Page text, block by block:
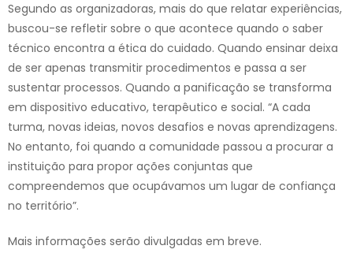
Segundo as organizadoras, mais do que relatar experiências,
buscou-se refletir sobre o que acontece quando o saber
técnico encontra a ética do cuidado. Quando ensinar deixa
de ser apenas transmitir procedimentos e passa a ser
sustentar processos. Quando a panificação se transforma
em dispositivo educativo, terapêutico e social. “A cada
turma, novas ideias, novos desafios e novas aprendizagens.
No entanto, foi quando a comunidade passou a procurar a
instituição para propor ações conjuntas que
compreendemos que ocupávamos um lugar de confiança
no território”.
Mais informações serão divulgadas em breve.